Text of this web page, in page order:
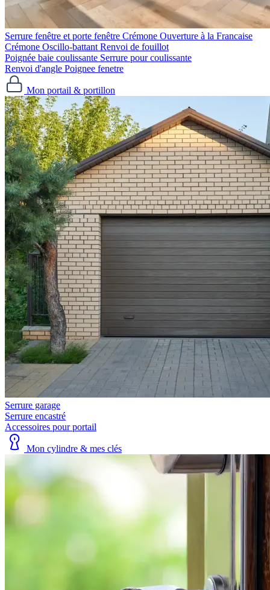
Serrure fenêtre et porte fenêtre
Crémone Ouverture à la Francaise
Crémone Oscillo-battant Renvoi de fouillot
Poignée baie coulissante Serrure pour coulissante
Renvoi d'angle Poignee fenetre
Mon portail & portillon
Serrure garage
Serrure encastré
Accessoires pour portail
Mon cylindre & mes clés